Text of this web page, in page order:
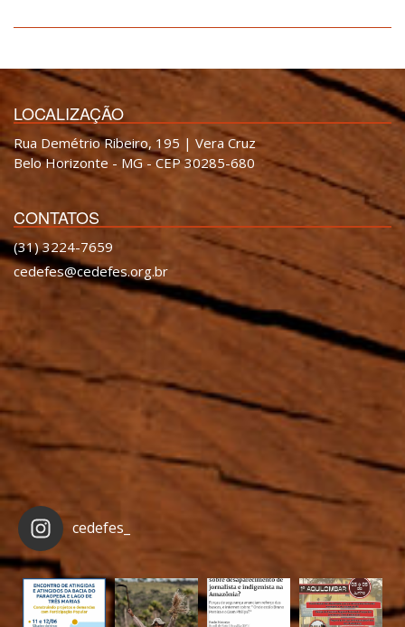
LOCALIZAÇÃO
Rua Demétrio Ribeiro, 195 | Vera Cruz
Belo Horizonte - MG - CEP 30285-680
CONTATOS
(31) 3224-7659
cedefes@cedefes.org.br
cedefes_